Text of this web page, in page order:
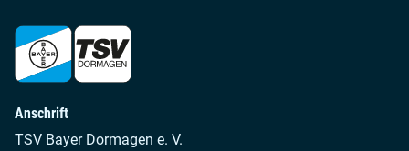
Anschrift
TSV Bayer Dormagen e. V.